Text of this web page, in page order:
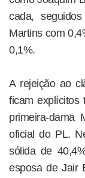
cada,
Martins com
0,1%.
A rejeição ao
ficam explícitos
primeira-dama
oficial do PL.
sólida de
esposa de Jair